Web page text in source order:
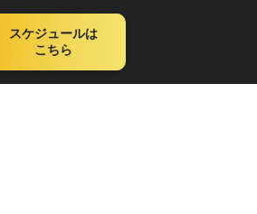
スケジュールは
こちら